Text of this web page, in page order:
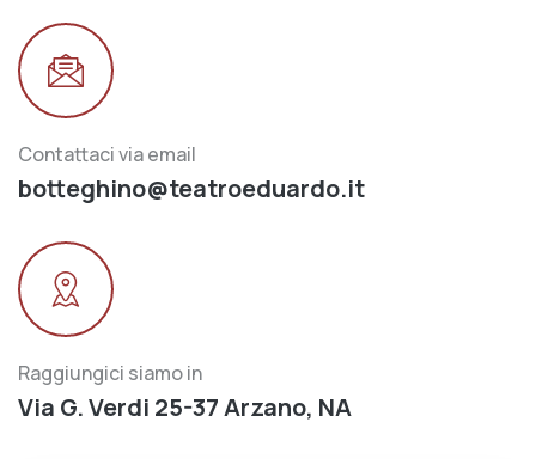
Contattaci via email
botteghino@teatroeduardo.it
Raggiungici siamo in
Via G. Verdi 25-37 Arzano, NA